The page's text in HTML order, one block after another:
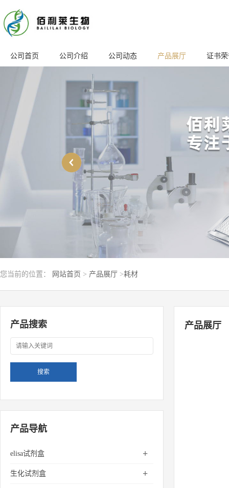
公司首页 公司介绍 公司动态 产品展厅 证书
您当前的位置： 网站首页 > 产品展厅 >耗材
产品搜索
产品导航
elisa试剂盒 +
生化试剂盒 +
产品展厅